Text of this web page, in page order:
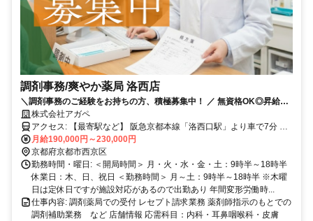
調剤事務/爽やか薬局 洛西店
＼調剤事務のご経験をお持ちの方、積極募集中！ ／ 無資格OK◎昇給・
賞与あり◇
株式会社アガペ
アクセス: 【最寄駅など】 阪急京都本線「洛西口駅」より車で7分 マ
イカー通勤可
月給190,000円～230,000円
京都府京都市西京区
勤務時間・曜日: ＜開局時間＞ 月・火・水・金・土：9時半～18時半
休業日：木、日、祝日 ＜勤務時間＞ 月～土：9時半～18時半 ※木曜
日は定休日ですが施設対応があるので出勤あり 年間変形労働時...
仕事内容: 調剤薬局での受付 レセプト請求業務 薬剤師指示のもとでの
調剤補助業務 など 店舗情報 応需科目：内科・耳鼻咽喉科・皮膚